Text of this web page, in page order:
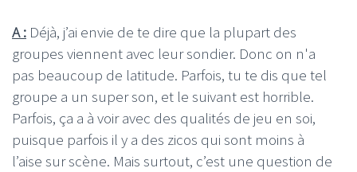
A : Déjà, j’ai envie de te dire que la plupart des
groupes viennent avec leur sondier. Donc on n'a
pas beaucoup de latitude. Parfois, tu te dis que tel
groupe a un super son, et le suivant est horrible.
Parfois, ça a à voir avec des qualités de jeu en soi,
puisque parfois il y a des zicos qui sont moins à
l’aise sur scène. Mais surtout, c’est une question de